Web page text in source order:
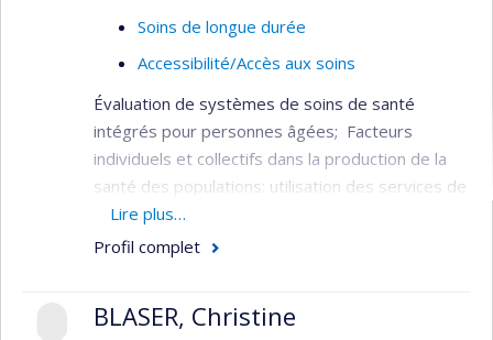
Soins de longue durée
Accessibilité/Accès aux soins
Évaluation de systèmes de soins de santé
intégrés pour personnes âgées; Facteurs
individuels et collectifs dans la production de la
santé des populations: utilisation des services de
santé, services aux personnes âgées,
financement du système de santé, fragilité chez
Il a été l’un des principaux responsables de la
Lire plus…
Profil complet
BLASER, Christine